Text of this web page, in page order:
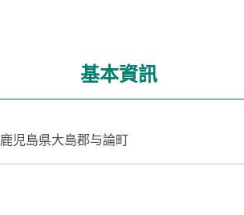
基本資訊
鹿児島県大島郡与論町